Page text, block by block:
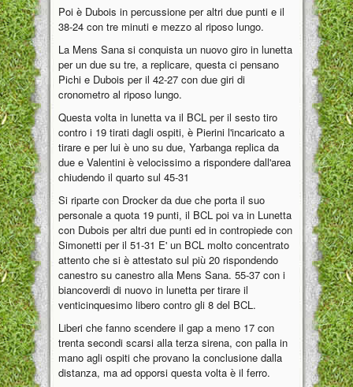
Poi è Dubois in percussione per altri due punti e il
38-24 con tre minuti e mezzo al riposo lungo.
La Mens Sana si conquista un nuovo giro in lunetta
per un due su tre, a replicare, questa ci pensano
Pichi e Dubois per il 42-27 con due giri di
cronometro al riposo lungo.
Questa volta in lunetta va il BCL per il sesto tiro
contro i 19 tirati dagli ospiti, è Pierini l'incaricato a
tirare e per lui è uno su due, Yarbanga replica da
due e Valentini è velocissimo a rispondere dall'area
chiudendo il quarto sul 45-31
Si riparte con Drocker da due che porta il suo
personale a quota 19 punti, il BCL poi va in Lunetta
con Dubois per altri due punti ed in contropiede con
Simonetti per il 51-31 E' un BCL molto concentrato
attento che si è attestato sul più 20 rispondendo
canestro su canestro alla Mens Sana. 55-37 con i
biancoverdi di nuovo in lunetta per tirare il
venticinquesimo libero contro gli 8 del BCL.
Liberi che fanno scendere il gap a meno 17 con
trenta secondi scarsi alla terza sirena, con palla in
mano agli ospiti che provano la conclusione dalla
distanza, ma ad opporsi questa volta è il ferro.